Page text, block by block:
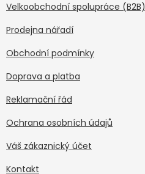
Velkoobchodní spolupráce (B2B)
Prodejna nářadí
Obchodní podmínky
Doprava a platba
Reklamační řád
Ochrana osobních údajů
Váš zákaznický účet
Kontakt